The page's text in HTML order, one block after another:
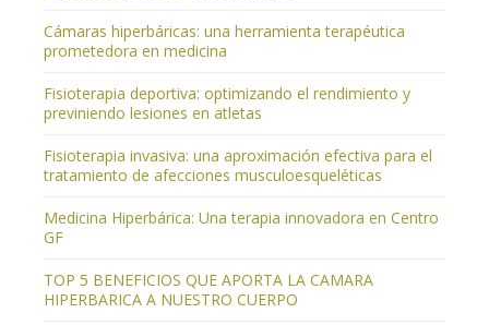
Cámaras hiperbáricas: una herramienta terapéutica
prometedora en medicina
Fisioterapia deportiva: optimizando el rendimiento y
previniendo lesiones en atletas
Fisioterapia invasiva: una aproximación efectiva para el
tratamiento de afecciones musculoesqueléticas
Medicina Hiperbárica: Una terapia innovadora en Centro
GF
TOP 5 BENEFICIOS QUE APORTA LA CAMARA
HIPERBARICA A NUESTRO CUERPO